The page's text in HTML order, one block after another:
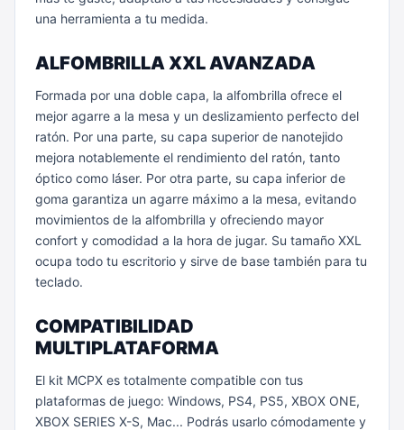
una herramienta a tu medida.
ALFOMBRILLA XXL AVANZADA
Formada por una doble capa, la alfombrilla ofrece el
mejor agarre a la mesa y un deslizamiento perfecto del
ratón. Por una parte, su capa superior de nanotejido
mejora notablemente el rendimiento del ratón, tanto
óptico como láser. Por otra parte, su capa inferior de
goma garantiza un agarre máximo a la mesa, evitando
movimientos de la alfombrilla y ofreciendo mayor
confort y comodidad a la hora de jugar. Su tamaño XXL
ocupa todo tu escritorio y sirve de base también para tu
teclado.
COMPATIBILIDAD
MULTIPLATAFORMA
El kit MCPX es totalmente compatible con tus
plataformas de juego: Windows, PS4, PS5, XBOX ONE,
XBOX SERIES X-S, Mac... Podrás usarlo cómodamente y